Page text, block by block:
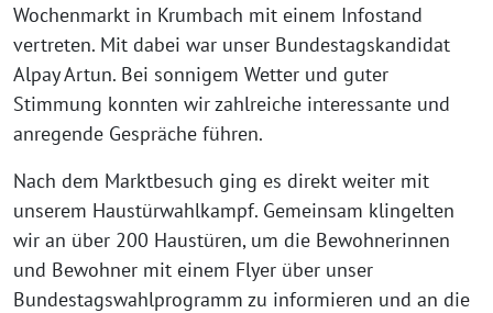
Wochenmarkt in Krumbach mit einem Infostand
vertreten. Mit dabei war unser Bundestagskandidat
Alpay Artun. Bei sonnigem Wetter und guter
Stimmung konnten wir zahlreiche interessante und
anregende Gespräche führen.
Nach dem Marktbesuch ging es direkt weiter mit
unserem Haustürwahlkampf. Gemeinsam klingelten
wir an über 200 Haustüren, um die Bewohnerinnen
und Bewohner mit einem Flyer über unser
Bundestagswahlprogramm zu informieren und an die